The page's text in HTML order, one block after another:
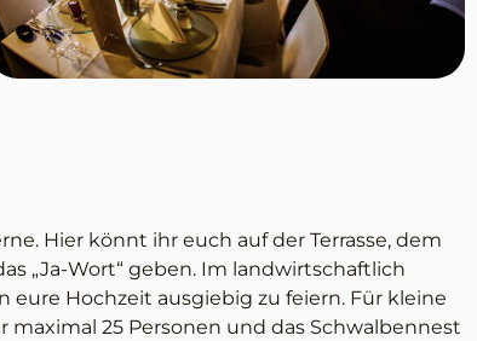
Hier könnt ihr euch auf der Terrasse, dem
„Ja-Wort“ geben. Im landwirtschaftlich
Hochzeit ausgiebig zu feiern. Für kleine
25 Personen und das Schwalbennest